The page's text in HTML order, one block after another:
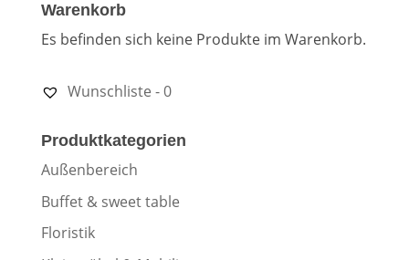
Warenkorb
Es befinden sich keine Produkte im Warenkorb.
Wunschliste -0
Produktkategorien
Außenbereich
Buffet & sweet table
Floristik